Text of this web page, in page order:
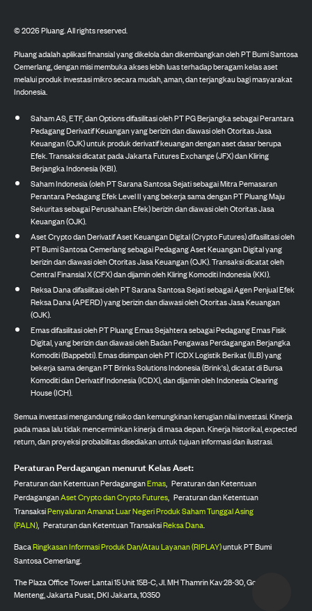
©2026Pluang. All rights reserved.
Pluang adalah aplikasi finansial yang dikelola dan dikembangkan oleh PT Bumi Santosa
Cemerlang, dengan misi membuka akses lebih luas terhadap beragam kelas aset
melalui produk investasi mikro secara mudah, aman, dan terjangkau bagi masyarakat
Indonesia.
Saham AS, ETF, dan Options difasilitasi oleh PT PG Berjangka sebagai Perantara
Pedagang Derivatif Keuangan yang berizin dan diawasi oleh Otoritas Jasa
Keuangan (OJK) untuk produk derivatif keuangan dengan aset dasar berupa
Efek. Transaksi dicatat pada Jakarta Futures Exchange (JFX) dan Kliring
Berjangka Indonesia (KBI).
Saham Indonesia (oleh PT Sarana Santosa Sejati sebagai Mitra Pemasaran
Perantara Pedagang Efek Level II yang bekerja sama dengan PT Pluang Maju
Sekuritas sebagai Perusahaan Efek) berizin dan diawasi oleh Otoritas Jasa
Keuangan (OJK).
Aset Crypto dan Derivatif Aset Keuangan Digital (Crypto Futures) difasilitasi oleh
PT Bumi Santosa Cemerlang sebagai Pedagang Aset Keuangan Digital yang
berizin dan diawasi oleh Otoritas Jasa Keuangan (OJK). Transaksi dicatat oleh
Central Finansial X (CFX) dan dijamin oleh Kliring Komoditi Indonesia (KKI).
Reksa Dana difasilitasi oleh PT Sarana Santosa Sejati sebagai Agen Penjual Efek
Reksa Dana (APERD) yang berizin dan diawasi oleh Otoritas Jasa Keuangan
(OJK).
Emas difasilitasi oleh PT Pluang Emas Sejahtera sebagai Pedagang Emas Fisik
Digital, yang berizin dan diawasi oleh Badan Pengawas Perdagangan Berjangka
Komoditi (Bappebti). Emas disimpan oleh PT ICDX Logistik Berikat (ILB) yang
bekerja sama dengan PT Brinks Solutions Indonesia (Brink's), dicatat di Bursa
Komoditi dan Derivatif Indonesia (ICDX), dan dijamin oleh Indonesia Clearing
House (ICH).
Semua investasi mengandung risiko dan kemungkinan kerugian nilai investasi. Kinerja
pada masa lalu tidak mencerminkan kinerja di masa depan. Kinerja historikal, expected
return, dan proyeksi probabilitas disediakan untuk tujuan informasi dan ilustrasi.
Peraturan Perdagangan menurut Kelas Aset:
Peraturan dan Ketentuan PerdaganganEmas, Peraturan dan Ketentuan
PerdaganganAset Crypto dan Crypto Futures, Peraturan dan Ketentuan
TransaksiPenyaluran Amanat Luar Negeri Produk Saham Tunggal Asing
(PALN), Peraturan dan Ketentuan TransaksiReksa Dana.
BacaRingkasan Informasi Produk Dan/Atau Layanan (RIPLAY)untuk PT Bumi
Santosa Cemerlang.
The Plaza Office Tower Lantai 15 Unit 15B-C, Jl. MH Thamrin Kav 28-30, Gondangdia,
Menteng, Jakarta Pusat, DKI Jakarta, 10350